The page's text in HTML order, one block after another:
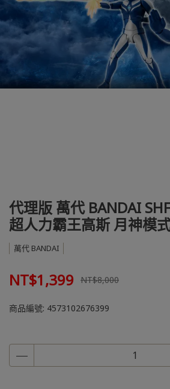
代理版 萬代 BANDAI
超人力霸王高斯 月神模
萬代 BANDAI
NT$1,399 NT$8,000
商品編號: 4573102676399